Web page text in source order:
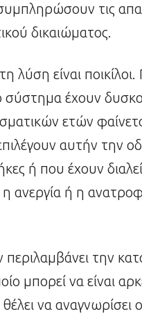
τις
δικαιώματος.
λύση είναι ποικίλοι.
σύστημα έχουν
ετών
αυτήν την
ή που έχουν
ανεργία ή η
την
μπορεί να είναι
να αναγνωρίσει ο